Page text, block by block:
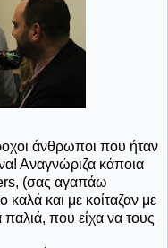
άνθρωποι που ήταν
Αναγνώριζα κάποια
(σας αγαπάω
και με κοίταζαν με
που είχα να τους